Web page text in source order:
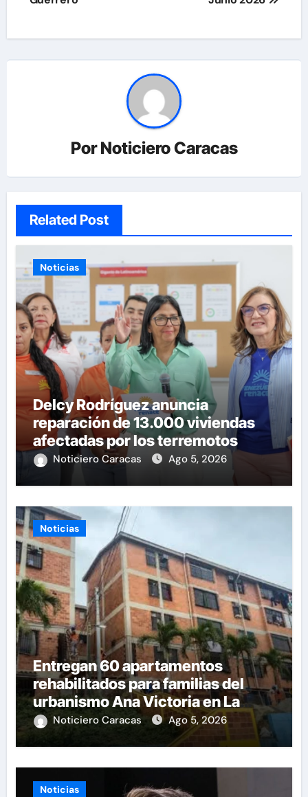
PorNoticiero Caracas
Related Post
Noticias
Delcy Rodríguez anuncia
reparación de 13.000 viviendas
afectadas por los terremotos
Noticiero Caracas Ago 5, 2026
Noticias
Entregan 60 apartamentos
rehabilitados para familias del
urbanismo Ana Victoria en La
Guaira
Noticiero Caracas Ago 5, 2026
Noticias